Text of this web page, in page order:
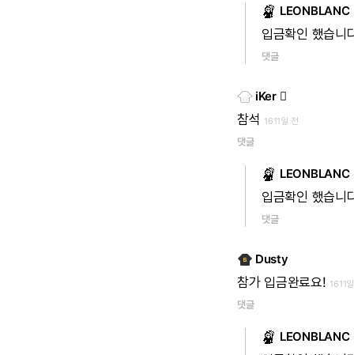
LEONBLANC
입금확인 했습니
댓글
iKer 
참석 1611일 전
댓글
LEONBLANC
입금확인 했습니
댓글
Dusty
참가 입금완료요! 1611
댓글
LEONBLANC